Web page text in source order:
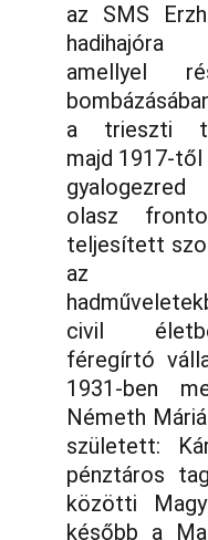
az SMS
amellyel
a trieszti
majd 1917-től
olasz
teljesített
az
civil
féregírtó
1931-ben
Németh
született:
pénztáros
közötti
később a